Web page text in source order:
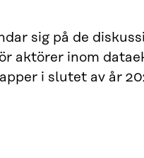
sig på de
aktörer inom
i slutet av år